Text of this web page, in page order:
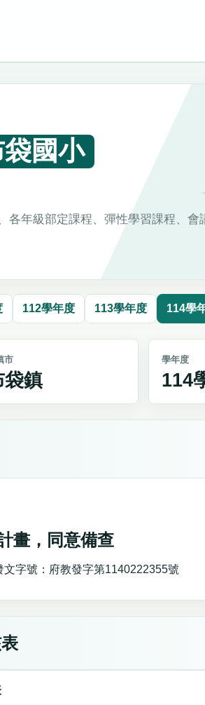
國小
各年級部定課程、彈性學習課程、
112學年度 113學年度 114學
市
袋鎮
學年度
114
畫，同意備查
字號：府教發字第1140222355號